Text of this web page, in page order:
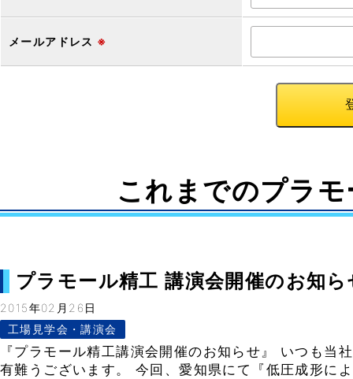
メールアドレス ※
これまでのプラ
プラモール精工 講演会開催のお知
2015年02月26日
工場見学会・講演会
『プラモール精工講演会開催のお知らせ』 いつも当
有難うございます。 今回、愛知県にて『低圧成形に